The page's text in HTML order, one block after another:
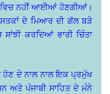
ਨਹੀਂ ਆਈਆਂ ਹੋਣਗੀਆਂ।
ਦੇ ਮਿਆਰ ਦੀ ਗੱਲ ਬੜੇ
ਕਰਦਿਆਂ ਭਾਰੀ ਚਿੰਤਾ
ਦੇ ਨਾਲ ਨਾਲ ਇਕ ਪ੍ਰਮੁੱਖ
ਅਤੇ ਪੰਜਾਬੀ ਸਾਹਿਤ ਦੇ ਮੰਨੇ